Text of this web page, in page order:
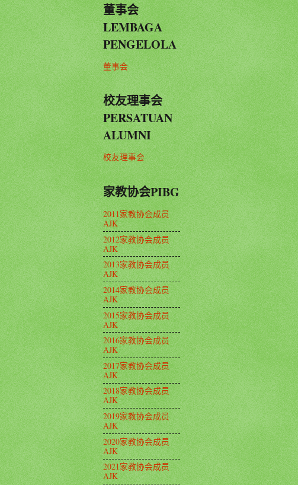
董事会
LEMBAGA
PENGELOLA
董事会
校友理事会
PERSATUAN
ALUMNI
校友理事会
家教协会PIBG
2011家教协会成员
AJK
2012家教协会成员
AJK
2013家教协会成员
AJK
2014家教协会成员
AJK
2015家教协会成员
AJK
2016家教协会成员
AJK
2017家教协会成员
AJK
2018家教协会成员
AJK
2019家教协会成员
AJK
2020家教协会成员
AJK
2021家教协会成员
AJK